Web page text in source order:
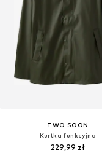
TWO SOON
Kurtka funkcyjna
229,99 zł